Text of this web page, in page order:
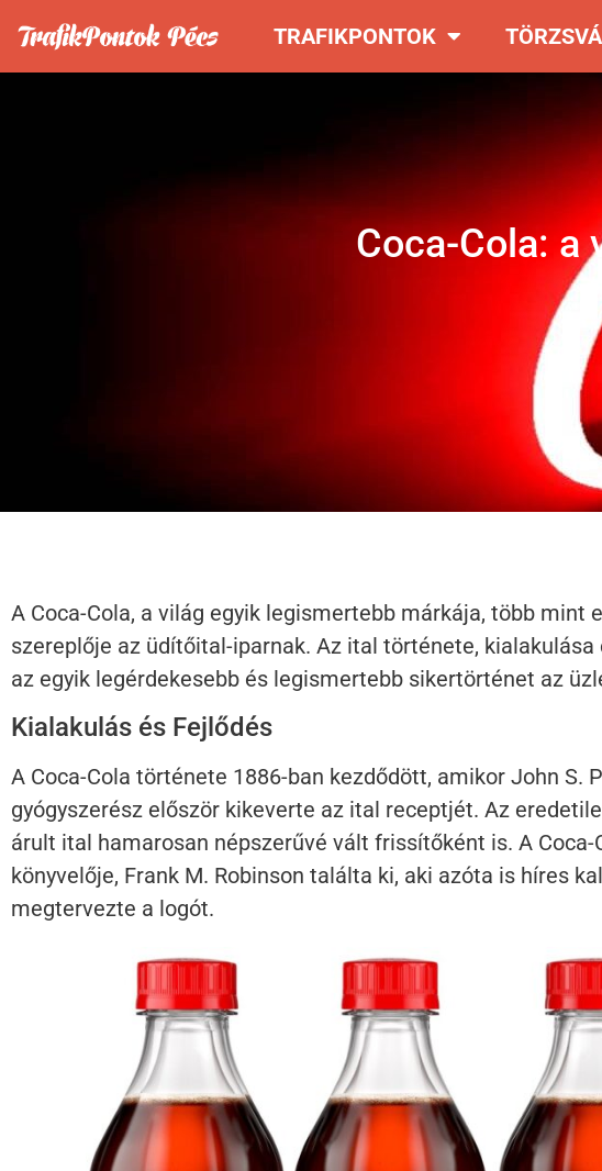
TRAFIKPONTOK
Coca-Cola: a
A Coca-Cola, a világ egyik legismertebb márkája, több mint
szereplője az üdítőital-iparnak. Az ital története,
az egyik legérdekesebb és legismertebb sikertörténet az
Kialakulás és Fejlődés
A Coca-Cola története 1886-ban kezdődött, amikor John S.
gyógyszerész először kikeverte az ital receptjét. Az
árult ital hamarosan népszerűvé vált frissítőként is. A
könyvelője, Frank M. Robinson találta ki, aki azóta is híres
megtervezte a logót.